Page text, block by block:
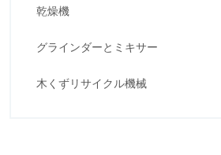
乾燥機
グラインダーとミキサー
木くずリサイクル機械